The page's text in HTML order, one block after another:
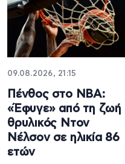
09.08.2026, 21:15
Πένθος στο NBA:
«Έφυγε» από τη ζωή
θρυλικός Ντον
Νέλσον σε ηλικία 86
ετών